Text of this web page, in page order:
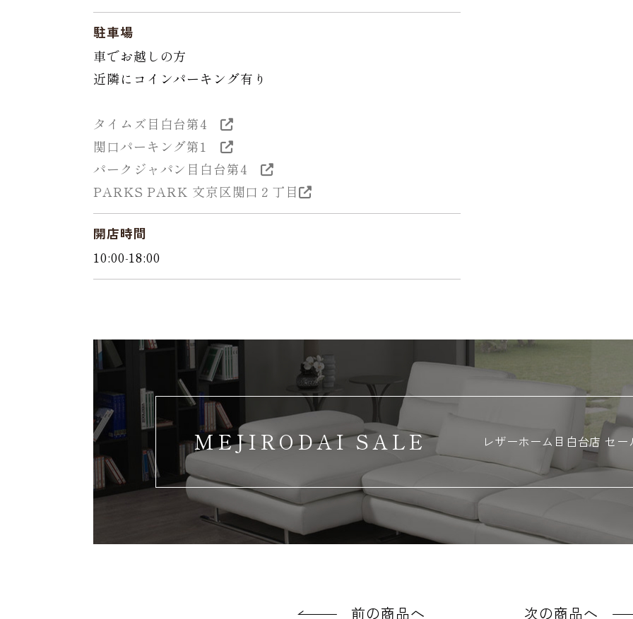
駐車場
車でお越しの方
近隣にコインパーキング有り
タイムズ目白台第4
関口パーキング第1
パークジャパン目白台第4
PARKS PARK 文京区関口２丁目
開店時間
10:00-18:00
MEJIRODAI SALE レザーホーム 目白台店 セ
前の商品へ 次の商品へ